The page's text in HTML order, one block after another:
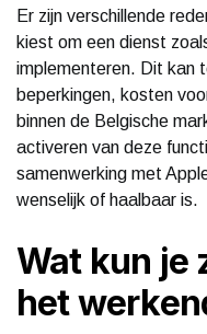
Er zijn verschillende
kiest om een dienst
implementeren. Dit kan
beperkingen, kosten
binnen de Belgische
activeren van deze
samenwerking met
wenselijk of haalbaar is.
Wat kun je
het